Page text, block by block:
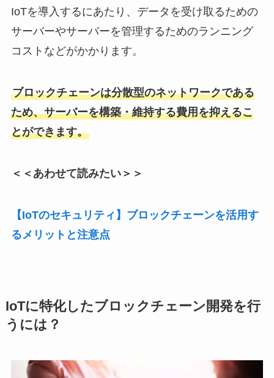
IoTを導入するにあたり、データを受け取るための
サーバーやサーバーを管理するためのランニング
コストなどがかかります。
ブロックチェーンは分散型のネットワークである
ため、サーバーを構築・維持する費用を抑えるこ
とができます。
＜＜あわせて読みたい＞＞
【IoTのセキュリティ】ブロックチェーンを活用す
るメリットと注意点
IoTに特化したブロックチェーン開発を行
うには？